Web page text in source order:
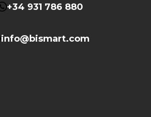
+34 931 786 880
info@bismart.com